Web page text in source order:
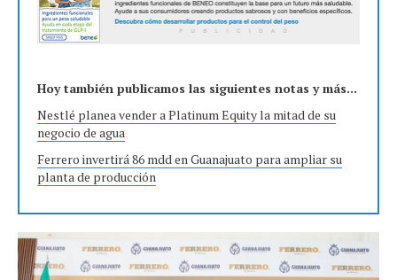
Hoy también publicamos las siguientes notas y más...
Nestlé planea vender a Platinum Equity la mitad de su
negocio de agua
Ferrero invertirá 86 mdd en Guanajuato para ampliar su
planta de producción